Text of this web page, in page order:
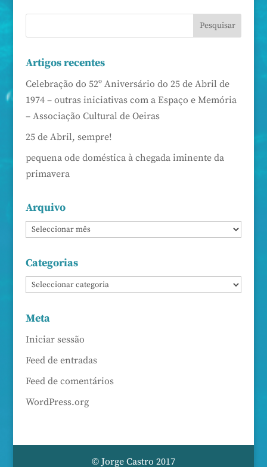
Artigos recentes
Celebração do 52º Aniversário do 25 de Abril de
1974 – outras iniciativas com a Espaço e Memória
– Associação Cultural de Oeiras
25 de Abril, sempre!
pequena ode doméstica à chegada iminente da
primavera
Arquivo
Categorias
Meta
Iniciar sessão
Feed de entradas
Feed de comentários
WordPress.org
© Jorge Castro 2017